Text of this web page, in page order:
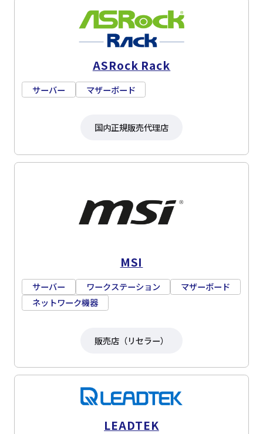
ASRock Rack
サーバー マザーボード
国内正規販売代理店
MSI
サーバー ワークステーション
マザーボード
ネットワーク機器
販売店（リセラー）
LEADTEK